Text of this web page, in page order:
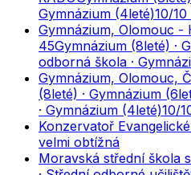
Gymnázium (4leté)10/10
Gymnázium, Olomouc -
45Gymnázium (8leté) ·
odborná škola ·
Gymnázium, Olomouc,
(8leté) · Gymnázium
· Gymnázium (4leté)10/
Konzervatoř
velmi obtížná
Moravská střední škola